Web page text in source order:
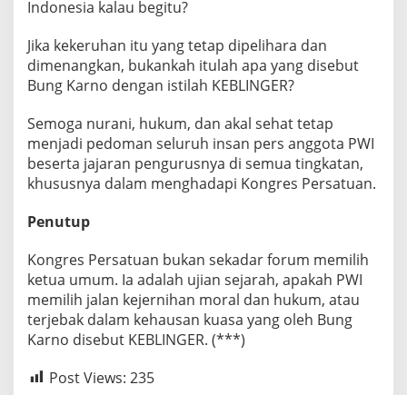
Indonesia kalau begitu?
Jika kekeruhan itu yang tetap dipelihara dan
dimenangkan, bukankah itulah apa yang disebut
Bung Karno dengan istilah KEBLINGER?
Semoga nurani, hukum, dan akal sehat tetap
menjadi pedoman seluruh insan pers anggota PWI
beserta jajaran pengurusnya di semua tingkatan,
khususnya dalam menghadapi Kongres Persatuan.
Penutup
Kongres Persatuan bukan sekadar forum memilih
ketua umum. Ia adalah ujian sejarah, apakah PWI
memilih jalan kejernihan moral dan hukum, atau
terjebak dalam kehausan kuasa yang oleh Bung
Karno disebut KEBLINGER. (***)
Post Views: 235